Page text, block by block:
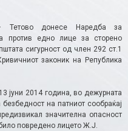
Тетово донесе Наредба за
против едно лице за сторено
сигурност од член 292 ст.1
законик на Република
јуни 2014 година, во дежурната
на патниот сообраќај
значителна опасност
повредено лицето Ж.Ј.